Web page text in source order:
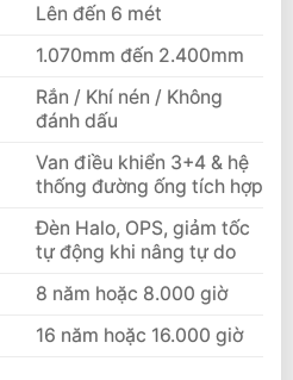
Lên đến 6 mét
1.070mm đến 2.400mm
Rắn / Khí nén / Không
đánh dấu
Van điều khiển 3+4 & hệ
thống đường ống tích hợp
Đèn Halo, OPS, giảm tốc
tự động khi nâng tự do
8 năm hoặc 8.000 giờ
16 năm hoặc 16.000 giờ